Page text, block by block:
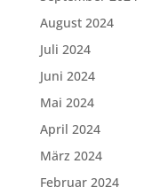
August 2024
Juli 2024
Juni 2024
Mai 2024
April 2024
März 2024
Februar 2024